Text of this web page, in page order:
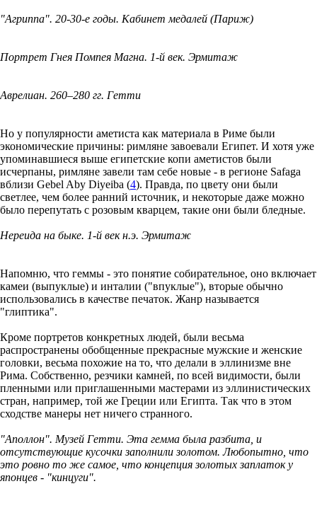
"Агриппа". 20-30-е годы. Кабинет медалей (Париж)
Портрет Гнея Помпея Магна. 1-й век. Эрмитаж
Аврелиан. 260–280 гг. Гетти
Но у популярности аметиста как материала в Риме были
экономические причины: римляне завоевали Египет. И хотя уже
упоминавшиеся выше египетские копи аметистов были
исчерпаны, римляне завели там себе новые - в регионе Safaga
вблизи Gebel Aby Diyeiba (4). Правда, по цвету они были
светлее, чем более ранний источник, и некоторые даже можно
было перепутать с розовым кварцем, такие они были бледные.
Нереида на быке. 1-й век н.э. Эрмитаж
Напомню, что геммы - это понятие собирательное, оно включает
камеи (выпуклые) и инталии ("впуклые"), вторые обычно
использовались в качестве печаток. Жанр называется
"глиптика".
Кроме портретов конкретных людей, были весьма
распространены обобщенные прекрасные мужские и женские
головки, весьма похожие на то, что делали в эллинизме вне
Рима. Собственно, резчики камней, по всей видимости, были
пленными или приглашенными мастерами из эллинистических
стран, например, той же Греции или Египта. Так что в этом
сходстве манеры нет ничего странного.
"Аполлон". Музей Гетти. Эта гемма была разбита, и
отсутствующие кусочки заполнили золотом. Любопытно, что
это ровно то же самое, что концепция золотых заплаток у
японцев - "кинцуги".